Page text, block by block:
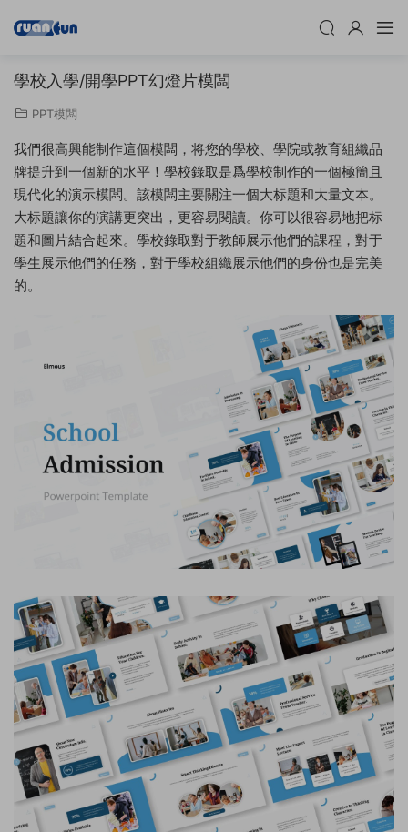
學校入學/開學PPT幻燈片模闆
PPT模闆
我們很高興能制作這個模闆，将您的學校、學院或教育組織品
牌提升到一個新的水平！學校錄取是爲學校制作的一個極簡且
現代化的演示模闆。該模闆主要關注一個大标題和大量文本。
大标題讓你的演講更突出，更容易閱讀。你可以很容易地把标
題和圖片結合起來。學校錄取對于教師展示他們的課程，對于
學生展示他們的任務，對于學校組織展示他們的身份也是完美
的。